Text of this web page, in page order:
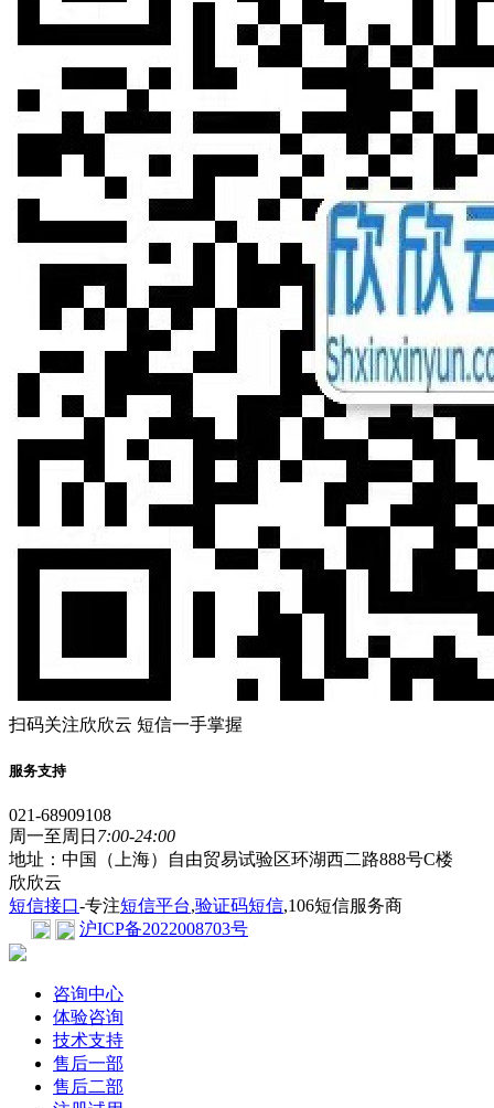
扫码关注欣欣云 短信一手掌握
服务支持
021-68909108
周一至周日 7:00-24:00
地址：中国（上海）自由贸易试验区环湖西二路888号C楼
欣欣云
短信接口-专注短信平台,验证码短信,106短信服务商
沪ICP备2022008703号
咨询中心
体验咨询
技术支持
售后一部
售后二部